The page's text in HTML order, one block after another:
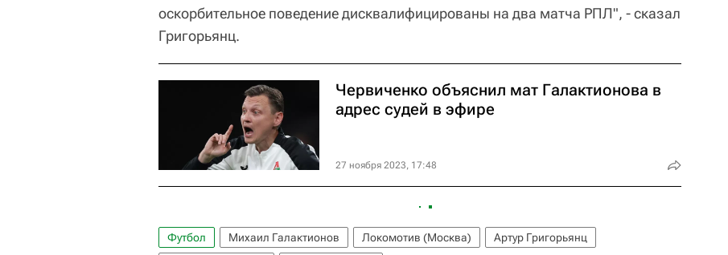
оскорбительное поведение дисквалифицированы на два матча РПЛ", - сказал
Григорьянц.
Червиченко объяснил мат Галактионова в
адрес судей в эфире
27 ноября 2023, 17:48
Футбол Михаил Галактионов Локомотив (Москва)
Артур Григорьянц